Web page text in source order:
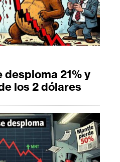
desploma 21% y
los 2 dólares